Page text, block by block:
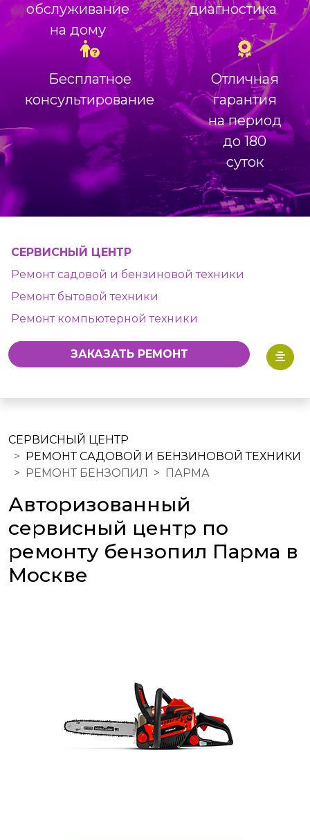
обслуживание
на дому
диагностика
Бесплатное
консультирование
Отличная
гарантия
на период
до 180
суток
СЕРВИСНЫЙ ЦЕНТР
Ремонт садовой и бензиновой техники
Ремонт бытовой техники
Ремонт компьютерной техники
ЗАКАЗАТЬ РЕМОНТ
СЕРВИСНЫЙ ЦЕНТР
РЕМОНТ САДОВОЙ И БЕНЗИНОВОЙ ТЕХНИКИ
РЕМОНТ БЕНЗОПИЛ
ПАРМА
Авторизованный
сервисный центр по
ремонту бензопил Парма в
Москве